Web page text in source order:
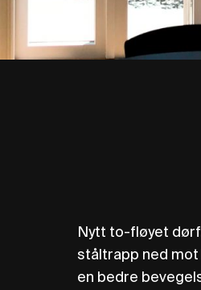
Nytt to-fløyet
ståltrapp ned mot
en bedre